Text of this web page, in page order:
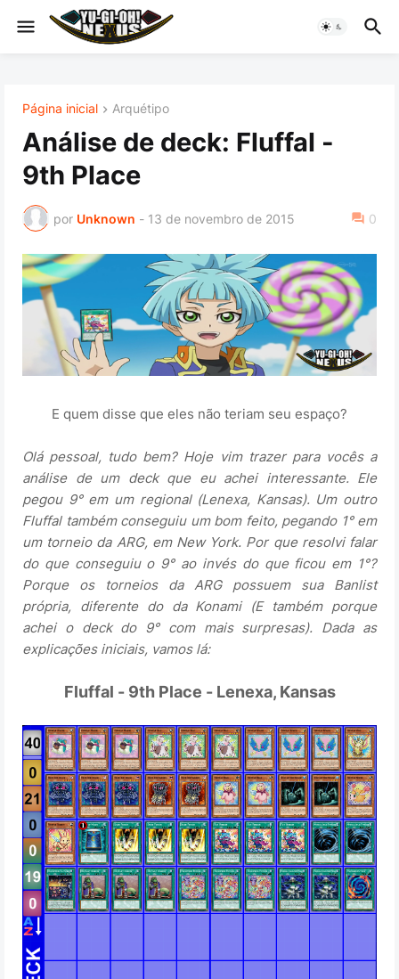
Página inicial Arquétipo
Análise de deck: Fluffal -
9th Place
por Unknown - 13 de novembro de 2015 0
E quem disse que eles não teriam seu espaço?
Olá pessoal, tudo bem? Hoje vim trazer para vocês a
análise de um deck que eu achei interessante. Ele
pegou 9° em um regional (Lenexa, Kansas). Um outro
Fluffal também conseguiu um bom feito, pegando 1° em
um torneio da ARG, em New York. Por que resolvi falar
do que conseguiu o 9° ao invés do que ficou em 1°?
Porque os torneios da ARG possuem sua Banlist
própria, diferente do da Konami (E também porque
achei o deck do 9° com mais surpresas). Dada as
explicações iniciais, vamos lá:
Fluffal - 9th Place - Lenexa, Kansas